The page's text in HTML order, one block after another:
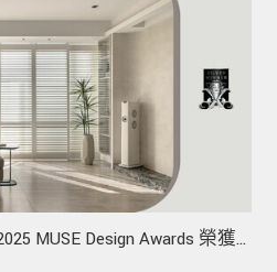
MUSE Design Awards 榮獲